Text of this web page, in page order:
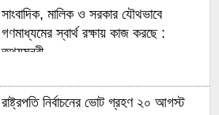
সাংবাদিক, মালিক ও সরকার যৌথভাবে
গণমাধ্যমের স্বার্থ রক্ষায় কাজ করছে :
তথ্যমন্ত্রী
রাষ্ট্রপতি নির্বাচনের ভোট গ্রহণ ২০ আগস্ট